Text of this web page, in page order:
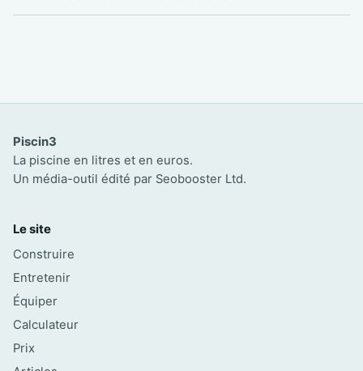
Piscin3
La piscine en litres et en euros.
Un média-outil édité par Seobooster Ltd.
Le site
Construire
Entretenir
Équiper
Calculateur
Prix